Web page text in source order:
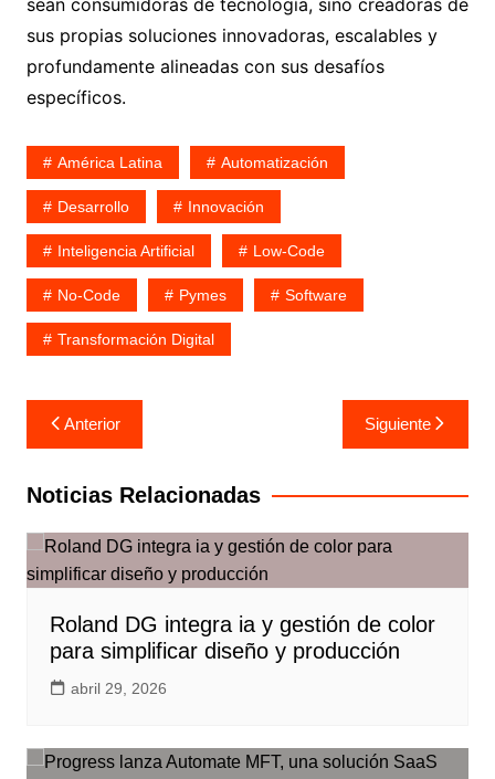
sean consumidoras de tecnología, sino creadoras de
sus propias soluciones innovadoras, escalables y
profundamente alineadas con sus desafíos
específicos.
América Latina Automatización
Desarrollo Innovación
Inteligencia Artificial Low-Code
No-Code Pymes Software
Transformación Digital
Navegación
de
entradas
Anterior Siguiente
Noticias Relacionadas
Roland DG integra ia y gestión de color
para simplificar diseño y producción
abril 29, 2026